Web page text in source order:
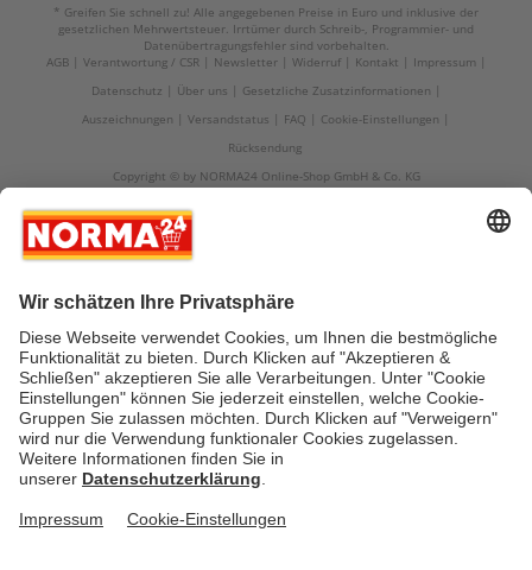
* Greifen Sie schnell zu! Alle angegebenen Preise in Euro und inklusive der
gesetzlichen Mehrwertsteuer. Irrtümer durch Schreib-, Programmier- und
Datenübertragungsfehler sind vorbehalten.
AGB
Verantwortung / CSR Newsletter Widerruf Kontakt
Impressum
Datenschutz
Über uns
Gesetzliche Zusatzinformationen
Auszeichnungen
Versandstatus FAQ
Cookie-Einstellungen
Rücksendung
Copyright © by NORMA24 Online-Shop GmbH & Co. KG